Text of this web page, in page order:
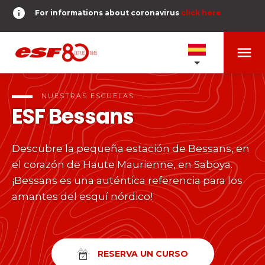
info For informations about coronavirus click here
menu
NUESTRAS ESCUELAS expand_more
search
o
room MI UBICACIÓN
PRUEBAS Y ÉTOILES expand_more
Pruebas de esquí alpino
Niños
Del Piou-Piou a la Étoile d'Or
Adolescentes y adultos
Todos los niveles
DERNIER-PLANTER-DE-BATON expand_more
timer RESULTADOS expand_more
NUESTRAS ESCUELAS
ESFBessans
Descubre la pequeña estación de Bessans, en
el corazón de Haute Maurienne, en Saboya.
¡Bessans es una auténtica referencia para los
amantes del esquí nórdico!
RESERVA UN CURSO